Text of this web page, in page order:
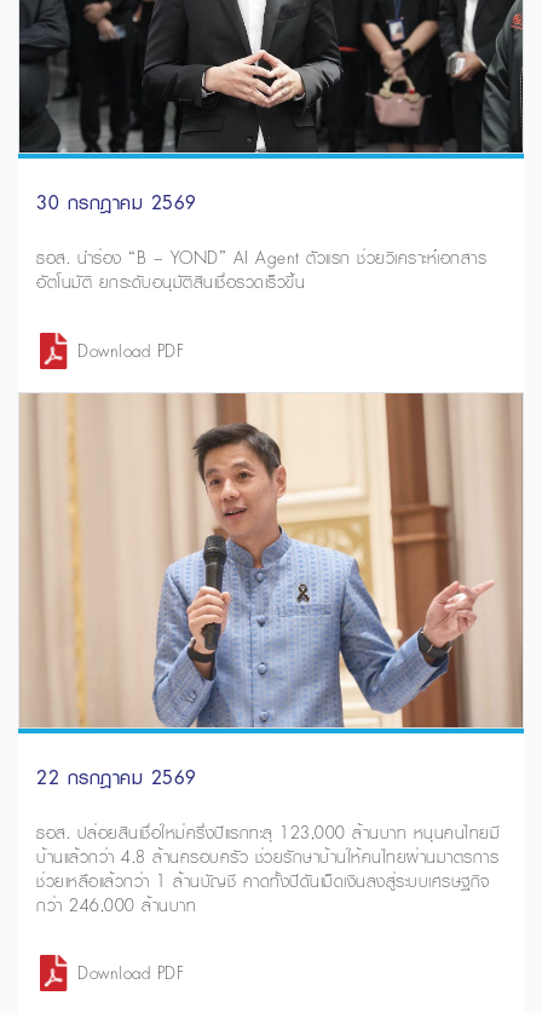
30 กรกฎาคม 2569
ธอส. นำร่อง “B – YOND” AI Agent ตัวแรก ช่วยวิเคราะห์เอกสาร
อัตโนมัติ ยกระดับอนุมัติสินเชื่อรวดเร็วขึ้น
Download PDF
22 กรกฎาคม 2569
ธอส. ปล่อยสินเชื่อใหม่ครึ่งปีแรกทะลุ 123,000 ล้านบาท หนุนคนไทยมี
บ้านแล้วกว่า 4.8 ล้านครอบครัว ช่วยรักษาบ้านให้คนไทยผ่านมาตรการ
ช่วยเหลือแล้วกว่า 1 ล้านบัญชี คาดทั้งปีดันเม็ดเงินลงสู่ระบบเศรษฐกิจ
กว่า 246,000 ล้านบาท
Download PDF